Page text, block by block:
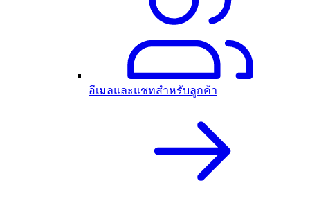
อีเมลและแชทสำหรับลูกค้า